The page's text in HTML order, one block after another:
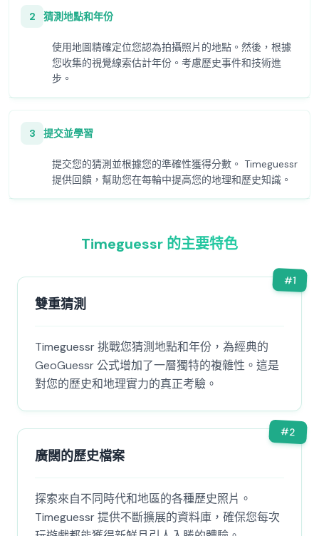
2 猜測地點和年份
使用地圖精確定位您認為拍攝照片的地點。然後，根據
您收集的視覺線索估計年份。考慮歷史事件和技術進
步。
3 提交並學習
提交您的猜測並根據您的準確性獲得分數。 Timeguessr
提供回饋，幫助您在每輪中提高您的地理和歷史知識。
Timeguessr 的主要特色
#1
雙重猜測
Timeguessr 挑戰您猜測地點和年份，為經典的
GeoGuessr 公式增加了一層獨特的複雜性。這是
對您的歷史和地理實力的真正考驗。
#2
廣闊的歷史檔案
探索來自不同時代和地區的各種歷史照片。
Timeguessr 提供不斷擴展的資料庫，確保您每次